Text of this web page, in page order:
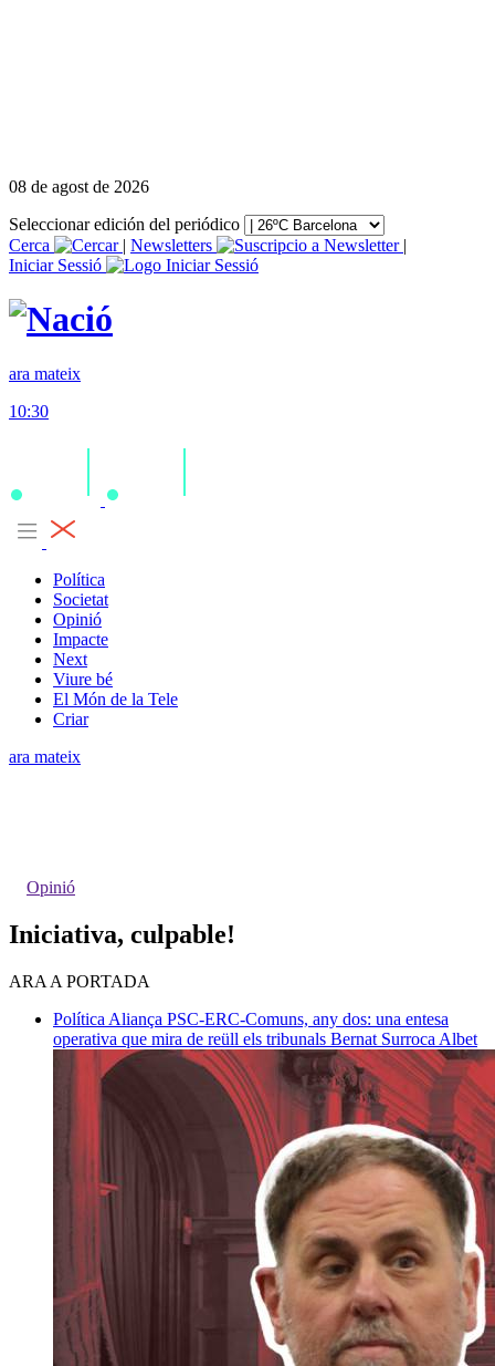
08 de agost de 2026
Seleccionar edición del periódico
Cerca
| Newsletters
|
Iniciar Sessió
ara mateix
10:30
Política
Societat
Opinió
Impacte
Next
Viure bé
El Món de la Tele
Criar
ara mateix
Opinió
Iniciativa, culpable!
ARA A PORTADA
Política Aliança PSC-ERC-Comuns, any dos: una entesa
operativa que mira de reüll els tribunals Bernat Surroca Albet